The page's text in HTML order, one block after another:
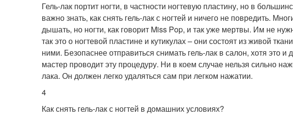
Гель-лак портит ногти, в частности ногтевую пластину, но в
важно знать, как снять гель-лак с ногтей и ничего не повредить.
дышать, но ногти, как говорит Miss Pop, и так уже мертвы. Им не
так это о ногтевой пластине и кутикулах – они состоят из живой
ними. Безопаснее отправиться снимать гель-лак в салон, хотя это и
мастер проводит эту процедуру. Ни в коем случае нельзя сильно
лака. Он должен легко удаляться сам при легком нажатии.
4
Как снять гель-лак с ногтей в домашних условиях?